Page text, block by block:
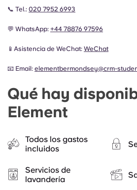
📞 Tel.: 020 7952 6993
💬 WhatsApp: +44 78876 97596
📱Asistencia de WeChat: WeChat
📧 Email: elementbermondsey@crm-
Qué hay
Element
Todos los gastos
incluidos
Servicios de
lavandería